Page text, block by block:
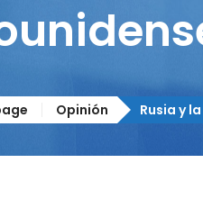
Opinión Rusia y